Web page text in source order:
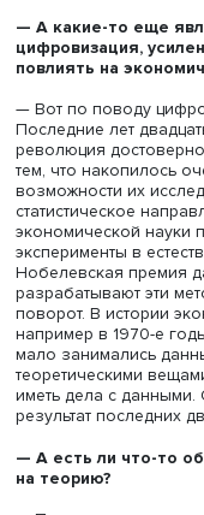
экономической
рынками, могут на
наблюдали
рынков,
новый штамм:
развиваться
вроде бы никто не
рынки вообще
эмоций, их изучает
«поведенческие
примеры к своему
радикальных
—А какие-то еще
цифровизация,
повлиять на
Последние лет
революция